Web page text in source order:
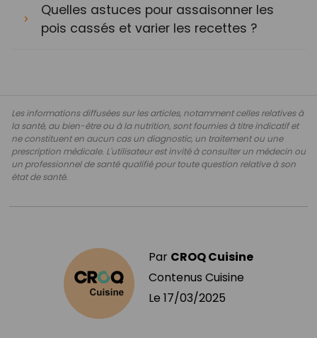
Quelles astuces pour assaisonner les
pois cassés et varier les recettes ?
Les informations diffusées sur les articles, notamment celles relatives à
la santé, au bien-être ou à la nutrition, sont fournies à titre indicatif et
ne constituent en aucun cas un diagnostic, un traitement ou une
prescription médicale. L'utilisateur est invité à consulter un médecin ou
un professionnel de santé qualifié pour toute question relative à son
état de santé.
Par CROQ Cuisine
Contenus Cuisine
Le 17/03/2025